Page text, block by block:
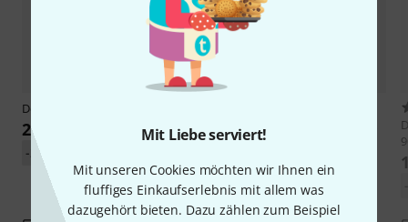
Mit Liebe serviert!
Mit unseren Cookies möchten wir Ihnen ein
fluffiges Einkaufserlebnis mit allem was
dazugehört bieten. Dazu zählen zum Beispiel
Despiau
26,90 €
-24%
Despiau
94mm
115 €
UVP: 148 €
-22%